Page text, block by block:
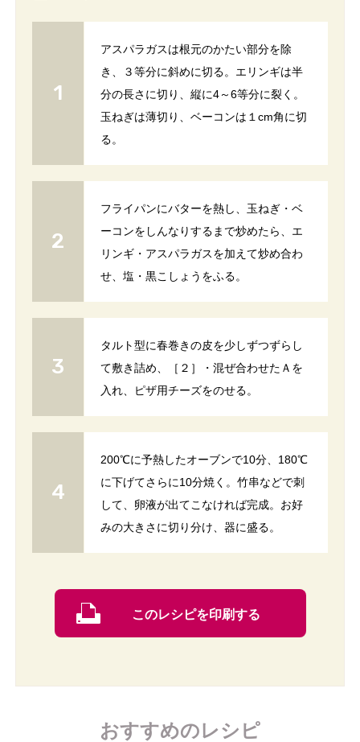
アスパラガスは根元のかたい部分を除
き、３等分に斜めに切る。エリンギは半
分の長さに切り、縦に4～6等分に裂く。
玉ねぎは薄切り、ベーコンは１cm角に切
る。
フライパンにバターを熱し、玉ねぎ・ベ
ーコンをしんなりするまで炒めたら、エ
リンギ・アスパラガスを加えて炒め合わ
せ、塩・黒こしょうをふる。
タルト型に春巻きの皮を少しずつずらし
て敷き詰め、［２］・混ぜ合わせたＡを
入れ、ピザ用チーズをのせる。
200℃に予熱したオーブンで10分、180℃
に下げてさらに10分焼く。竹串などで刺
して、卵液が出てこなければ完成。お好
みの大きさに切り分け、器に盛る。
このレシピを印刷する
おすすめのレシピ